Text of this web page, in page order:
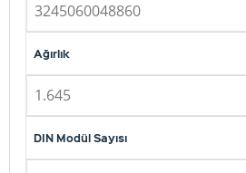
3245060048860
Ağırlık
1.645
DIN Modül Sayısı